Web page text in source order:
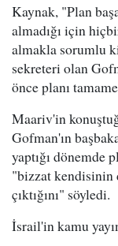
Kaynak, "Plan
almadığı için
almakla sorumlu
sekreteri olan
önce planı
Maariv'in
Gofman'ın
yaptığı dönemde
"bizzat kendisinin
çıktığını" söyledi.
İsrail'in kamu